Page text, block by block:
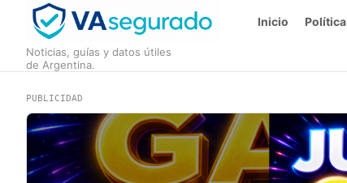
Noticias, guías y datos útiles
de Argentina.
Inicio Política
PUBLICIDAD